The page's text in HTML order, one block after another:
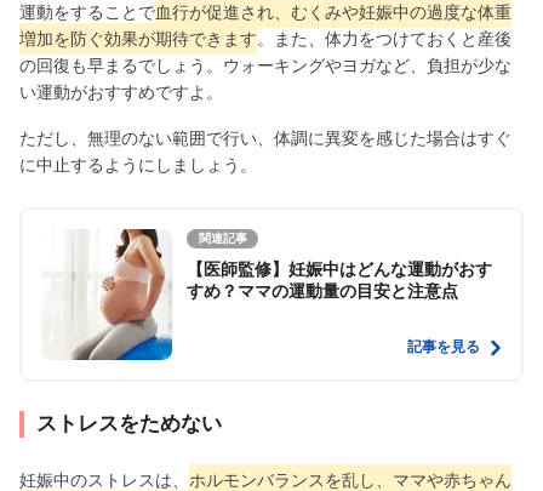
運動をすることで血行が促進され、むくみや妊娠中の過度な体重
増加を防ぐ効果が期待できます。また、体力をつけておくと産後
の回復も早まるでしょう。ウォーキングやヨガなど、負担が少な
い運動がおすすめですよ。
ただし、無理のない範囲で行い、体調に異変を感じた場合はすぐ
に中止するようにしましょう。
関連記事
【医師監修】妊娠中はどんな運動がおす
すめ？ママの運動量の目安と注意点
記事を見る
ストレスをためない
妊娠中のストレスは、 ホルモンバランスを乱し、ママや赤ちゃん